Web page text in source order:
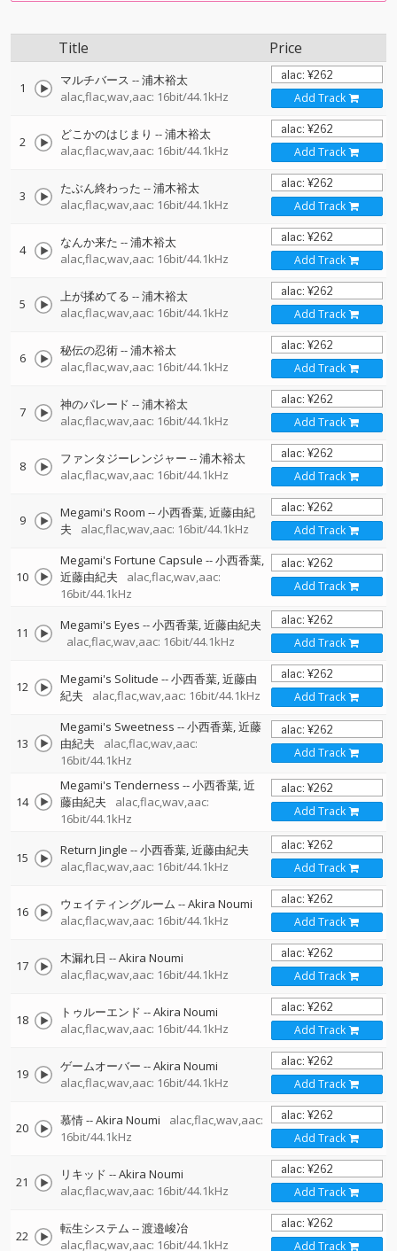
Title Price
1 マルチバース --浦木裕太
alac,flac,wav,aac: 16bit/44.1kHz
Add Track
2 どこかのはじまり --浦木裕太
alac,flac,wav,aac: 16bit/44.1kHz
Add Track
3 たぶん終わった --浦木裕太
alac,flac,wav,aac: 16bit/44.1kHz
Add Track
4 なんか来た --浦木裕太
alac,flac,wav,aac: 16bit/44.1kHz
Add Track
5 上が揉めてる --浦木裕太
alac,flac,wav,aac: 16bit/44.1kHz
Add Track
6 秘伝の忍術--浦木裕太
alac,flac,wav,aac: 16bit/44.1kHz
Add Track
7 神のパレード --浦木裕太
alac,flac,wav,aac: 16bit/44.1kHz
Add Track
8 ファンタジーレンジャー --浦木裕太
alac,flac,wav,aac: 16bit/44.1kHz
Add Track
9 Megami's Room --小西香葉 近藤由紀
夫
alac,flac,wav,aac: 16bit/44.1kHz Add Track
10
Megami's Fortune Capsule --小西香葉
近藤由紀夫
alac,flac,wav,aac:
16bit/44.1kHz
Add Track
11 Megami's Eyes --小西香葉 近藤由紀夫
alac,flac,wav,aac: 16bit/44.1kHz
Add Track
12 Megami's Solitude --小西香葉 近藤由
紀夫
alac,flac,wav,aac: 16bit/44.1kHz Add Track
13
Megami's Sweetness --小西香葉 近藤
由紀夫
alac,flac,wav,aac:
16bit/44.1kHz
Add Track
14
Megami's Tenderness --小西香葉 近
藤由紀夫
alac,flac,wav,aac:
16bit/44.1kHz
Add Track
15 Return Jingle --小西香葉 近藤由紀夫
alac,flac,wav,aac: 16bit/44.1kHz
Add Track
16 ウェイティングルーム --Akira Noumi
alac,flac,wav,aac: 16bit/44.1kHz
Add Track
17 木漏れ日 --Akira Noumi
alac,flac,wav,aac: 16bit/44.1kHz
Add Track
18 トゥルーエンド --Akira Noumi
alac,flac,wav,aac: 16bit/44.1kHz
Add Track
19 ゲームオーバー --Akira Noumi
alac,flac,wav,aac: 16bit/44.1kHz
Add Track
20 慕情--Akira Noumi
alac,flac,wav,aac:
16bit/44.1kHz
Add Track
21 リキッド --Akira Noumi
alac,flac,wav,aac: 16bit/44.1kHz
Add Track
22 転生システム --渡邉峻冶
alac,flac,wav,aac: 16bit/44.1kHz
Add Track